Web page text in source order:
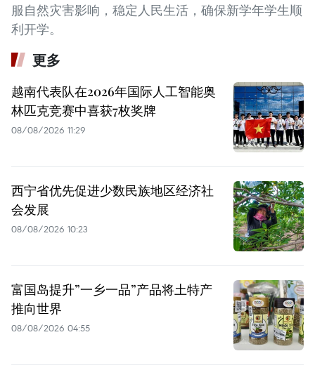
服自然灾害影响，稳定人民生活，确保新学年学生顺
利开学。 ​
更多
越南代表队在2026年国际人工智能奥
林匹克竞赛中喜获7枚奖牌
08/08/2026 11:29
西宁省优先促进少数民族地区经济社
会发展
08/08/2026 10:23
富国岛提升”一乡一品”产品将土特产
推向世界
08/08/2026 04:55